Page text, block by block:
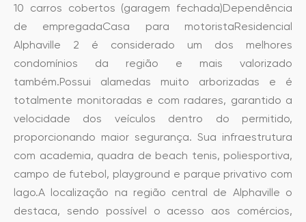
10 carros cobertos (garagem fechada)Dependência
de empregadaCasa para motoristaResidencial
Alphaville 2 é considerado um dos melhores
condomínios da região e mais valorizado
também.Possui alamedas muito arborizadas e é
totalmente monitoradas e com radares, garantido a
velocidade dos veículos dentro do permitido,
proporcionando maior segurança. Sua infraestrutura
com academia, quadra de beach tenis, poliesportiva,
campo de futebol, playground e parque privativo com
lago.A localização na região central de Alphaville o
destaca, sendo possível o acesso aos comércios,